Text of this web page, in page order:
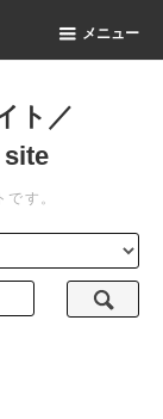
メニュー
ト／
site
す。